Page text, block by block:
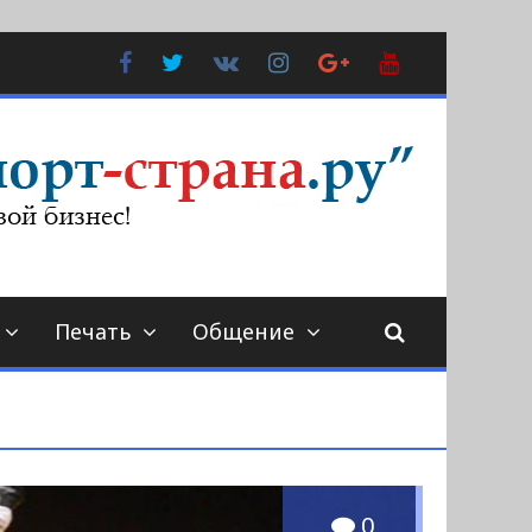
FacebookTwitter
Контакте
Instagram
Google
Plus
Печать Общение
0